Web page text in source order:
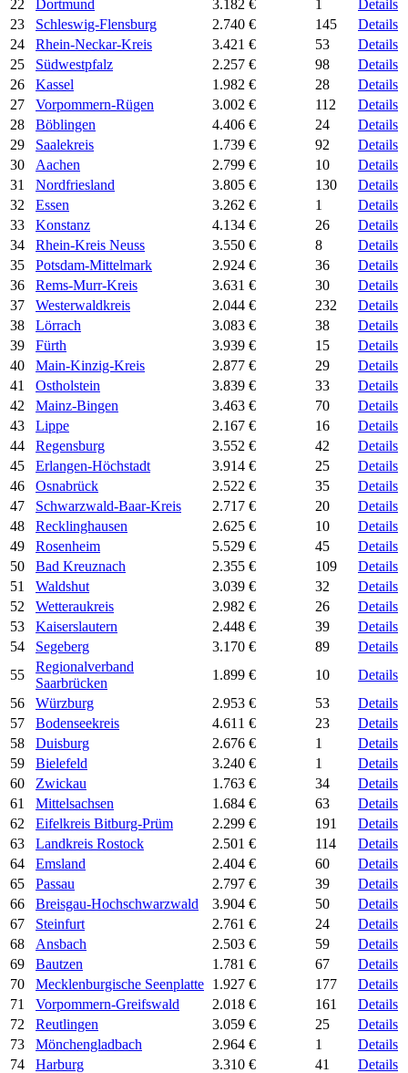
22
Dortmund 3.182 € 1
Details
23
Schleswig-Flensburg 2.740 € 145
Details
24
Rhein-Neckar-Kreis 3.421 € 53
Details
25
Südwestpfalz 2.257 € 98
Details
26
Kassel 1.982 € 28
Details
27
Vorpommern-Rügen 3.002 € 112
Details
28
Böblingen 4.406 € 24
Details
29
Saalekreis 1.739 € 92
Details
30
Aachen 2.799 € 10
Details
31
Nordfriesland 3.805 € 130
Details
32
Essen 3.262 € 1
Details
33
Konstanz 4.134 € 26
Details
34
Rhein-Kreis Neuss 3.550 € 8
Details
35
Potsdam-Mittelmark 2.924 € 36
Details
36
Rems-Murr-Kreis 3.631 € 30
Details
37
Westerwaldkreis 2.044 € 232
Details
38
Lörrach 3.083 € 38
Details
39
Fürth 3.939 € 15
Details
40
Main-Kinzig-Kreis 2.877 € 29
Details
41
Ostholstein 3.839 € 33
Details
42
Mainz-Bingen 3.463 € 70
Details
43
Lippe 2.167 € 16
Details
44
Regensburg 3.552 € 42
Details
45
Erlangen-Höchstadt 3.914 € 25
Details
46
Osnabrück 2.522 € 35
Details
47
Schwarzwald-Baar-Kreis 2.717 € 20
Details
48
Recklinghausen 2.625 € 10
Details
49
Rosenheim 5.529 € 45
Details
50
Bad Kreuznach 2.355 € 109
Details
51
Waldshut 3.039 € 32
Details
52
Wetteraukreis 2.982 € 26
Details
53
Kaiserslautern 2.448 € 39
Details
54
Segeberg 3.170 € 89
Details
55
Regionalverband
Saarbrücken
1.899 € 10
Details
56
Würzburg 2.953 € 53
Details
57
Bodenseekreis 4.611 € 23
Details
58
Duisburg 2.676 € 1
Details
59
Bielefeld 3.240 € 1
Details
60
Zwickau 1.763 € 34
Details
61
Mittelsachsen 1.684 € 63
Details
62
Eifelkreis Bitburg-Prüm 2.299 € 191
Details
63
Landkreis Rostock 2.501 € 114
Details
64
Emsland 2.404 € 60
Details
65
Passau 2.797 € 39
Details
66
Breisgau-Hochschwarzwald 3.904 € 50
Details
67
Steinfurt 2.761 € 24
Details
68
Ansbach 2.503 € 59
Details
69
Bautzen 1.781 € 67
Details
70
Mecklenburgische Seenplatte 1.927 € 177
Details
71
Vorpommern-Greifswald 2.018 € 161
Details
72
Reutlingen 3.059 € 25
Details
73
Mönchengladbach 2.964 € 1
Details
74
Harburg 3.310 € 41 Details